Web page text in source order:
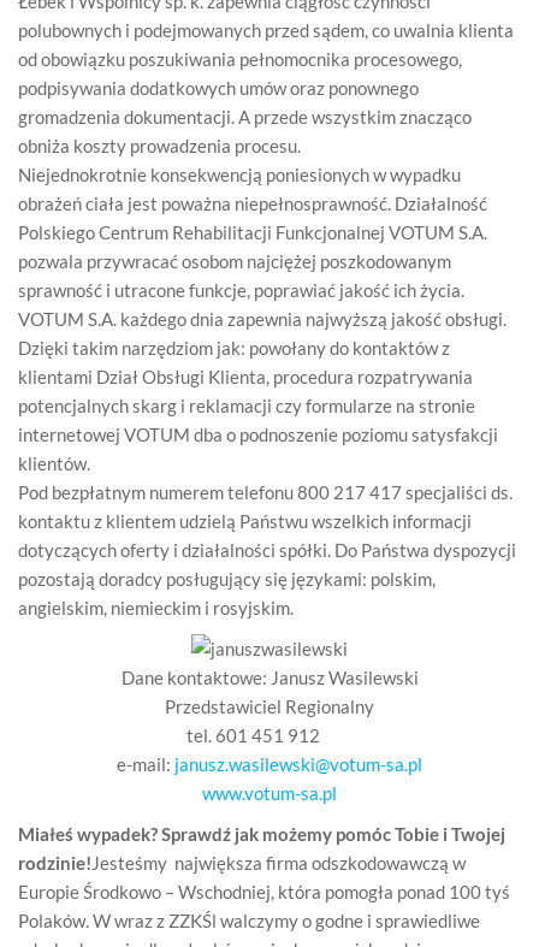
polubownych i podejmowanych przed sądem, co uwalnia klienta
od obowiązku poszukiwania pełnomocnika procesowego,
podpisywania dodatkowych umów oraz ponownego
gromadzenia dokumentacji. A przede wszystkim znacząco
obniża koszty prowadzenia procesu.
Niejednokrotnie konsekwencją poniesionych w wypadku
obrażeń ciała jest poważna niepełnosprawność. Działalność
Polskiego Centrum Rehabilitacji Funkcjonalnej VOTUM S.A.
pozwala przywracać osobom najciężej poszkodowanym
sprawność i utracone funkcje, poprawiać jakość ich życia.
VOTUM S.A. każdego dnia zapewnia najwyższą jakość obsługi.
Dzięki takim narzędziom jak: powołany do kontaktów z
klientami Dział Obsługi Klienta, procedura rozpatrywania
potencjalnych skarg i reklamacji czy formularze na stronie
internetowej VOTUM dba o podnoszenie poziomu satysfakcji
klientów.
Pod bezpłatnym numerem telefonu 800 217 417 specjaliści ds.
kontaktu z klientem udzielą Państwu wszelkich informacji
dotyczących oferty i działalności spółki. Do Państwa dyspozycji
pozostają doradcy posługujący się językami: polskim,
angielskim, niemieckim i rosyjskim.
Dane kontaktowe: Janusz Wasilewski
Przedstawiciel Regionalny
tel. 601 451 912
e-mail: janusz.wasilewski@votum-sa.pl
www.votum-sa.pl
Miałeś wypadek? Sprawdź jak możemy pomóc Tobie i Twojej
rodzinie!Jesteśmy największa firma odszkodowawczą w
Europie Środkowo – Wschodniej, która pomogła ponad 100 tyś
Polaków. W wraz z ZZKŚl walczymy o godne i sprawiedliwe